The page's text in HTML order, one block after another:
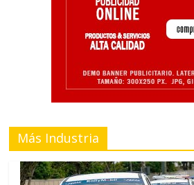
Más Industria